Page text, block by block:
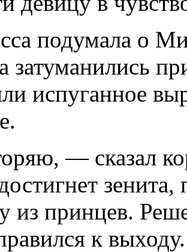
подумала о
затуманились
испуганное
— сказал
из принцев.
к выходу.